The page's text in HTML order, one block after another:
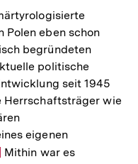
der
Fußnote
Polen eben schon
begründeten
politische
seit 1945
Herrschaftsträger wie
eigenen
Mithin war es